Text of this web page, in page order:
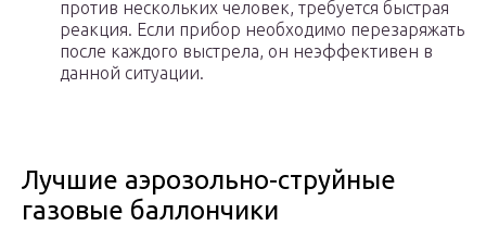
против нескольких человек, требуется быстрая
реакция. Если прибор необходимо перезаряжать
после каждого выстрела, он неэффективен в
данной ситуации.
Лучшие аэрозольно-струйные
газовые баллончики